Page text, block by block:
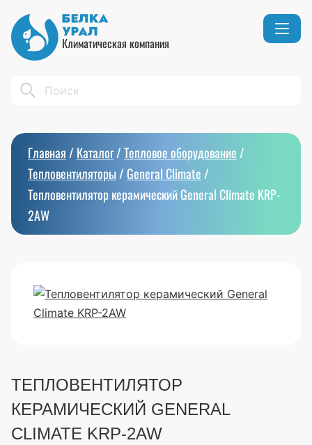
Климатическая компания
Search
Главная / Каталог/Тепловое оборудование /
Тепловентиляторы/ General Climate /
Тепловентилятор керамический General Climate KRP-
2AW
ТЕПЛОВЕНТИЛЯТОР
КЕРАМИЧЕСКИЙ GENERAL
CLIMATE KRP-2AW
Кондиционеры
Вентиляция
Тепловое оборудование
Реквизиты
Сертификаты